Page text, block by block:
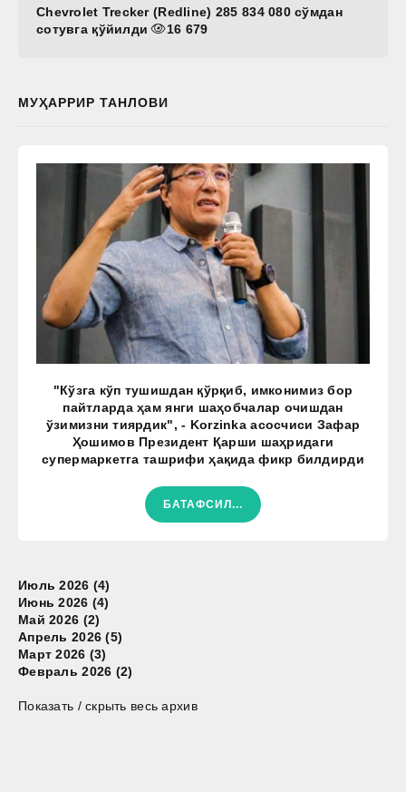
Chevrolet Trecker (Redline) 285 834 080 сўмдан
сотувга қўйилди
16 679
МУҲАРРИР ТАНЛОВИ
"Кўзга кўп тушишдан қўрқиб, имконимиз бор
пайтларда ҳам янги шаҳобчалар очишдан
ўзимизни тиярдик", - Korzinka асосчиси Зафар
Ҳошимов Президент Қарши шаҳридаги
супермаркетга ташрифи ҳақида фикр билдирди
БАТАФСИЛ...
Июль 2026 (4)
Июнь 2026 (4)
Май 2026 (2)
Апрель 2026 (5)
Март 2026 (3)
Февраль 2026 (2)
Показать / скрыть весь архив